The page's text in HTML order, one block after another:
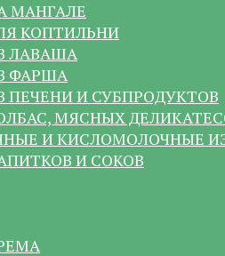
МАНГАЛЕ
КОПТИЛЬНИ
ЛАВАША
ФАРША
ПЕЧЕНИ И СУБПРОДУКТОВ
МЯСНЫХ
И КИСЛОМОЛОЧНЫЕ
И СОКОВ